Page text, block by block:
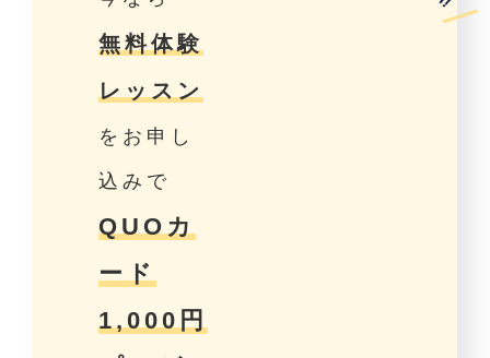
無料体験
レッスン
をお申し
込みで
QUOカ
ード
1,000円